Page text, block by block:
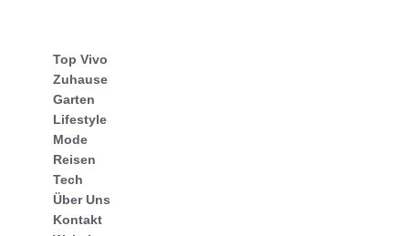
Top Vivo
Zuhause
Garten
Lifestyle
Mode
Reisen
Tech
Über Uns
Kontakt